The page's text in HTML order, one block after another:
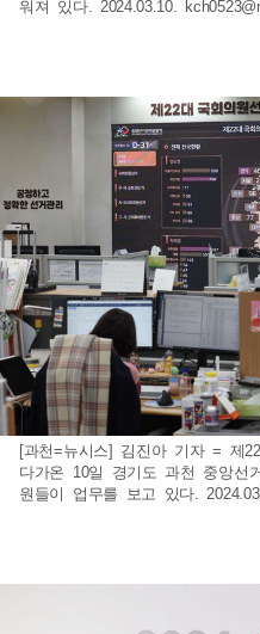
워져 있다. 2024.03.10.
[과천=뉴시스] 김진아 기자 = 제
다가온 10일 경기도 과천 중앙선
원들이 업무를 보고 있다.